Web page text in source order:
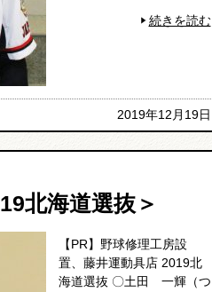
続きを読む
2019年12月19日
北海道選抜＞
【PR】野球修理工房設
置、藤井運動具店 2019北
海道選抜 〇土田 一輝（つ